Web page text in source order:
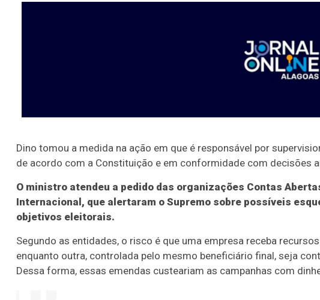
Dino tomou a medida na ação em que é responsável por
de acordo com a Constituição e em conformidade com decisões
O ministro atendeu a pedido das organizações Contas
Internacional, que alertaram o Supremo sobre possíveis
objetivos eleitorais.
Segundo as entidades, o risco é que uma empresa receba
enquanto outra, controlada pelo mesmo beneficiário final, seja
Dessa forma, essas emendas custeariam as campanhas com